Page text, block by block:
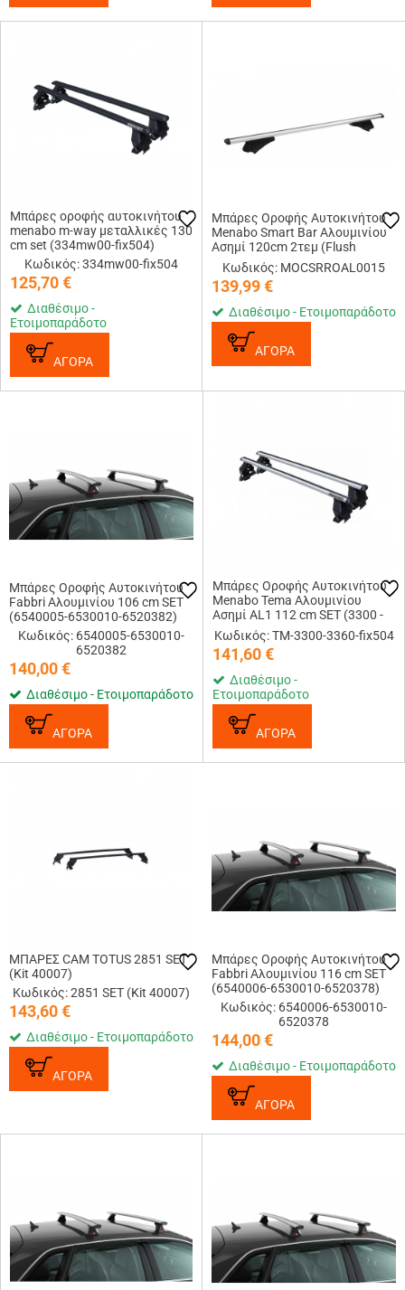
Μπάρες οροφής αυτοκινήτου
menabo m-way μεταλλικές 130
cm set (334mw00-fix504)
Κωδικός: 334mw00-fix504
125,70€
Διαθέσιμο -
Ετοιμοπαράδοτο
ΑΓΟΡΑ
Μπάρες Οροφής Αυτοκινήτου
Menabo Smart Bar Αλουμινίου
Ασημί 120cm 2τεμ (Flush
Railing)
Κωδικός: MOCSRROAL0015
139,99€
Διαθέσιμο - Ετοιμοπαράδοτο
ΑΓΟΡΑ
Μπάρες Οροφής Αυτοκινήτου
Fabbri Αλουμινίου 106 cm SET
(6540005-6530010-6520382)
Κωδικός: 6540005-6530010-
6520382
140,00€
Διαθέσιμο - Ετοιμοπαράδοτο
ΑΓΟΡΑ
Μπάρες Οροφής Αυτοκινήτου
Menabo Tema Αλουμινίου
Ασημί AL1 112 cm SET (3300 -
3360 - fix504)
Κωδικός: TM-3300-3360-fix504
141,60€
Διαθέσιμο -
Ετοιμοπαράδοτο
ΑΓΟΡΑ
ΜΠΑΡΕΣ CAM TOTUS 2851 SET
(Kit 40007)
Κωδικός: 2851 SET (Kit 40007)
143,60€
Διαθέσιμο - Ετοιμοπαράδοτο
ΑΓΟΡΑ
Μπάρες Οροφής Αυτοκινήτου
Fabbri Αλουμινίου 116 cm SET
(6540006-6530010-6520378)
Κωδικός: 6540006-6530010-
6520378
144,00€
Διαθέσιμο - Ετοιμοπαράδοτο
ΑΓΟΡΑ